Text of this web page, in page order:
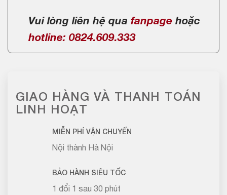
Vui lòng liên hệ qua fanpage hoặc
hotline: 0824.609.333
GIAO HÀNG VÀ THANH TOÁN
LINH HOẠT
MIỄN PHÍ VẬN CHUYỂN
Nội thành Hà Nội
BẢO HÀNH SIÊU TỐC
1 đổi 1 sau 30 phút